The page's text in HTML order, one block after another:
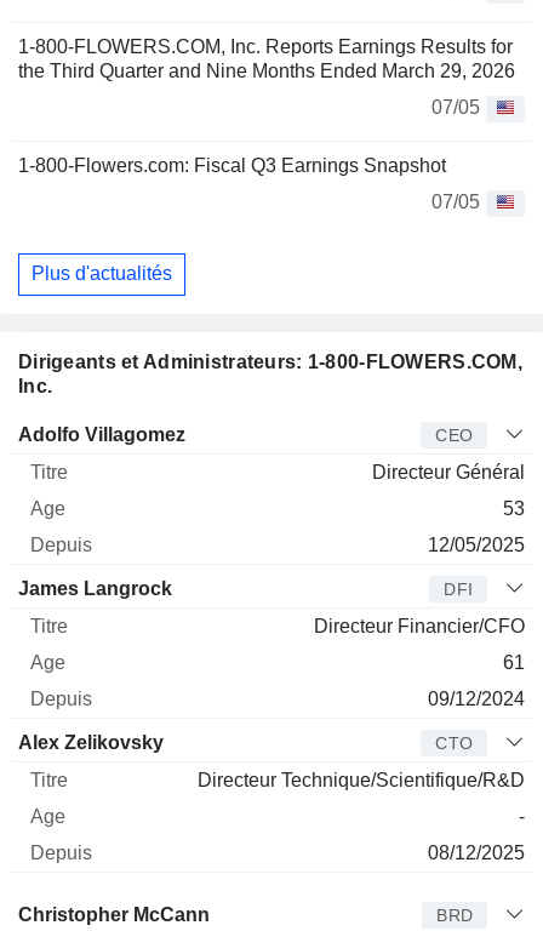
1-800-FLOWERS.COM, Inc. Reports Earnings Results for
the Third Quarter and Nine Months Ended March 29, 2026
07/05
1-800-Flowers.com: Fiscal Q3 Earnings Snapshot
07/05
Plus d'actualités
Dirigeants et Administrateurs: 1-800-FLOWERS.COM,
Inc.
Dirigeant Titre Age
Adolfo Villagomez CEO
Directeur Général
53
12/05/2025
James Langrock DFI
Directeur Financier/CFO
61
09/12/2024
Alex Zelikovsky CTO
Directeur Technique/Scientifique/R&D
-
08/12/2025
Administrateur Titre Age
Christopher McCann BRD